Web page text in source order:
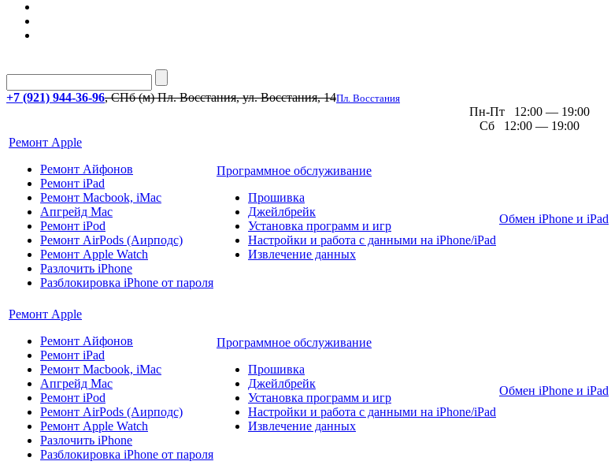
+7 (921) 944-36-96, СПб (м) Пл. Восстания, ул. Восстания, 14Пл. Восстания
Пн-Пт 12:00 — 19:00
Сб 12:00 — 19:00
Ремонт Apple
Ремонт Айфонов
Ремонт iPad
Ремонт Macbook, iMac
Апгрейд Mac
Ремонт iPod
Ремонт AirPods (Аирподс)
Ремонт Apple Watch
Разлочить iPhone
Разблокировка iPhone от пароля
Программное обслуживание
Прошивка
Джейлбрейк
Установка программ и игр
Настройки и работа с данными на iPhone/iPad
Извлечение данных
Обмен iPhone и iPad
Ремонт Apple
Ремонт Айфонов
Ремонт iPad
Ремонт Macbook, iMac
Апгрейд Mac
Ремонт iPod
Ремонт AirPods (Аирподс)
Ремонт Apple Watch
Разлочить iPhone
Разблокировка iPhone от пароля
Программное обслуживание
Прошивка
Джейлбрейк
Установка программ и игр
Настройки и работа с данными на iPhone/iPad
Извлечение данных
Обмен iPhone и iPad